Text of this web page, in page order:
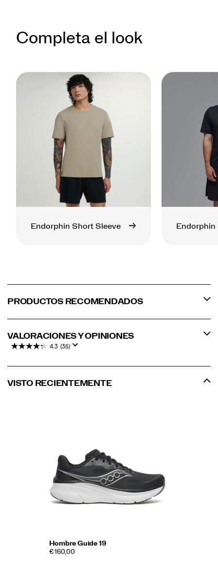
Completa el look
Endorphin Short Sleeve Endorphin
PRODUCTOS RECOMENDADOS
VALORACIONES Y OPINIONES
4.3 (35)
VISTO RECIENTEMENTE
Hombre Guide 19
€ 160,00